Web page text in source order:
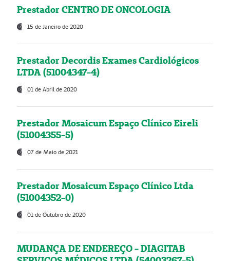
Prestador CENTRO DE ONCOLOGIA
15 de Janeiro de 2020
Prestador Decordis Exames Cardiológicos
LTDA (51004347-4)
01 de Abril de 2020
Prestador Mosaicum Espaço Clínico Eireli
(51004355-5)
07 de Maio de 2021
Prestador Mosaicum Espaço Clínico Ltda
(51004352-0)
01 de Outubro de 2020
MUDANÇA DE ENDEREÇO - DIAGITAB